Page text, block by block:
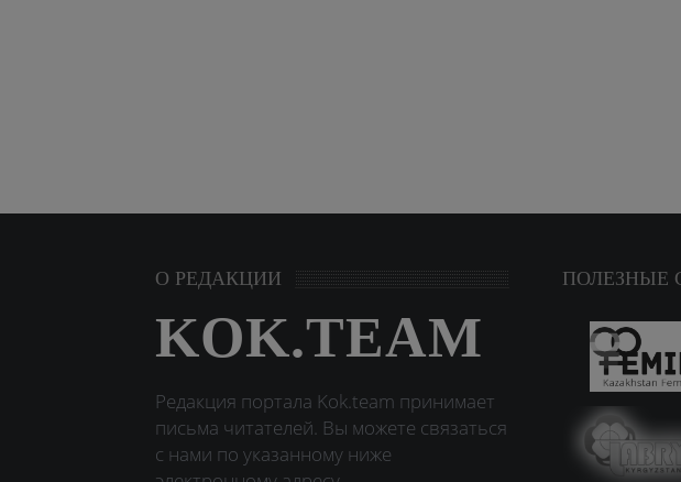
О РЕДАКЦИИ
KOK.TEAM
Редакция портала Kok.team принимает
письма читателей. Вы можете связаться
с нами по указанному ниже
ПОЛЕЗНЫЕ